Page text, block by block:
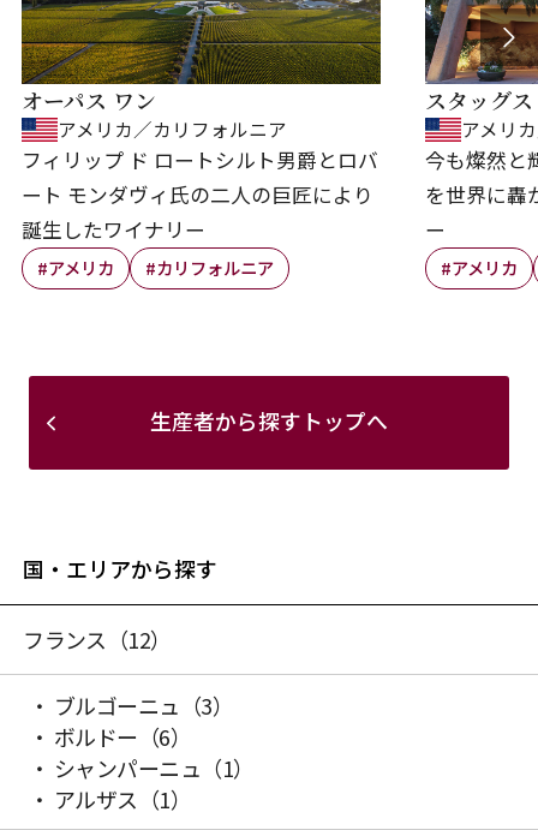
オーパス ワン
アメリカ／カリフォルニア
フィリップ ド ロートシルト男爵とロバ
ート モンダヴィ氏の二人の巨匠により
誕生したワイナリー
#アメリカ #カリフォルニア
スタッグ
アメリ
今も燦然と
を世界に轟
ー
#アメリカ
生産者から探すトップへ
国・エリアから探す
フランス （12）
ブルゴーニュ （3）
ボルドー （6）
シャンパーニュ （1）
アルザス （1）